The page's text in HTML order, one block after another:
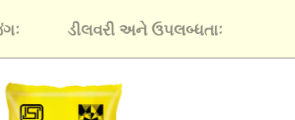
ડીલવરી અને ઉપલબ્ધતાઃ